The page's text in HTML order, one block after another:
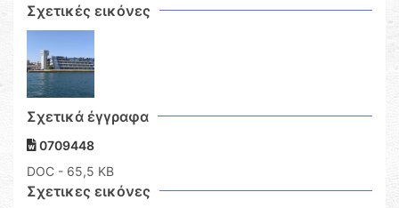
Σχετικές εικόνες
Σχετικά έγγραφα
0709448
DOC - 65,5 KB
Σχετικες εικόνες